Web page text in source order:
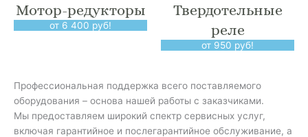
Мотор-редукторы
от 6 400 руб!
Твердотельные
реле
от 950 руб!
Профессиональная поддержка всего поставляемого
оборудования – основа нашей работы с заказчиками.
Мы предоставляем широкий спектр сервисных услуг,
включая гарантийное и послегарантийное обслуживание, а